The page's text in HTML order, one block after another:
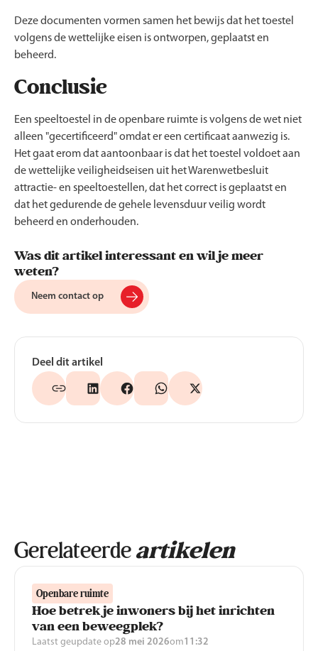
Deze documenten vormen samen het bewijs dat het toestel
volgens de wettelijke eisen is ontworpen, geplaatst en
beheerd.
Conclusie
Een speeltoestel in de openbare ruimte is volgens de wet niet
alleen "gecertificeerd" omdat er een certificaat aanwezig is.
Het gaat erom dat aantoonbaar is dat het toestel voldoet aan
de wettelijke veiligheidseisen uit het Warenwetbesluit
attractie- en speeltoestellen, dat het correct is geplaatst en
dat het gedurende de gehele levensduur veilig wordt
beheerd en onderhouden.
Was dit artikel interessant en wil je meer
weten?
Neem contact op
Deel dit artikel
Gerelateerdeartikelen
Openbare ruimte
Hoe betrek je inwoners bij het inrichten
van een beweegplek?
Laatst geupdate op28 mei 2026om11:32